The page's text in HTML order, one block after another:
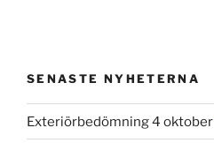
SENASTE NYHETERNA
Exteriörbedömning 4 oktober